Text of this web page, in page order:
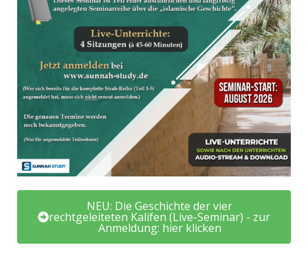
NEU: Die Geschichte der vier
rechtgeleiteten Kalifen (Live-Seminar) - zur
Anmeldung: hier klicken